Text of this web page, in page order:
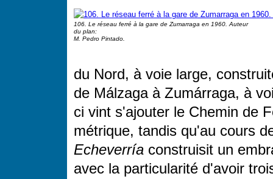
106. Le réseau ferré à la gare de Zumarraga en 1960. Auteur
du plan:
M. Pedro Pintado.
du Nord, à voie large,
de Málzaga à Zumárraga, à
ci vint s'ajouter le Chemin de
métrique, tandis qu'au cours
Echeverría construisit un
avec la particularité d'avoir